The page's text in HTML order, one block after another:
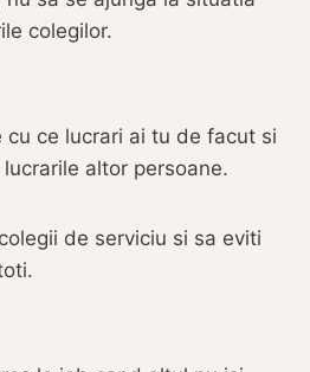
colegilor.
cu ce lucrari ai tu de facut si
altor persoane.
de serviciu si sa eviti